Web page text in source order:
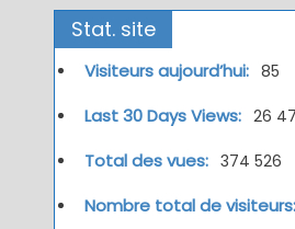
Stat. site
Visiteurs aujourd’hui: 85
Last 30 Days Views: 26
Total des vues: 374 526
Nombre total de visiteurs: